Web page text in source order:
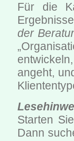
Für die
der
angeht,
Starten
Dann